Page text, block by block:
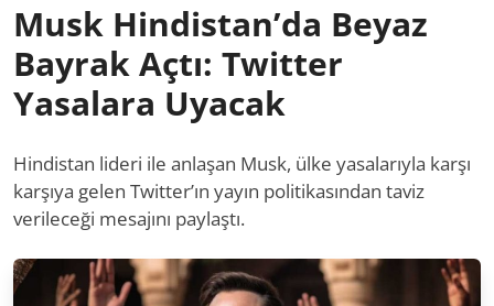
Musk Hindistan’da Beyaz
Bayrak Açtı: Twitter
Yasalara Uyacak
Hindistan lideri ile anlaşan Musk, ülke yasalarıyla karşı
karşıya gelen Twitter’ın yayın politikasından taviz
verileceği mesajını paylaştı.